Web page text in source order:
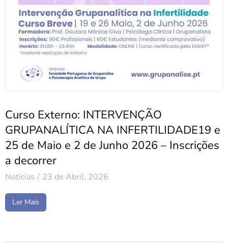
Curso Externo: INTERVENÇÃO
GRUPANALÍTICA NA INFERTILIDADE19 e
25 de Maio e 2 de Junho 2026 – Inscrições
a decorrer
Notícias 23 de Abril, 2026
Ler Mais